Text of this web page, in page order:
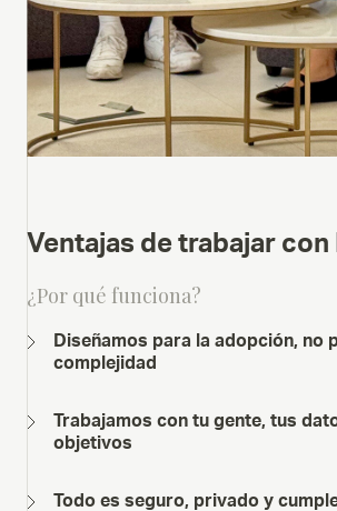
Ventajas de trabajar con
¿Por qué funciona?
Diseñamos para la adopción, no
complejidad
Trabajamos con tu gente, tus
objetivos
Todo es seguro, privado y